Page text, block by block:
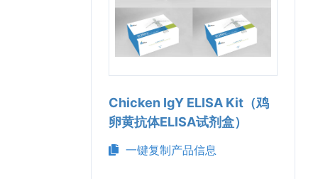
Chicken IgY ELISA Kit（鸡
卵黄抗体ELISA试剂盒）
一键复制产品信息